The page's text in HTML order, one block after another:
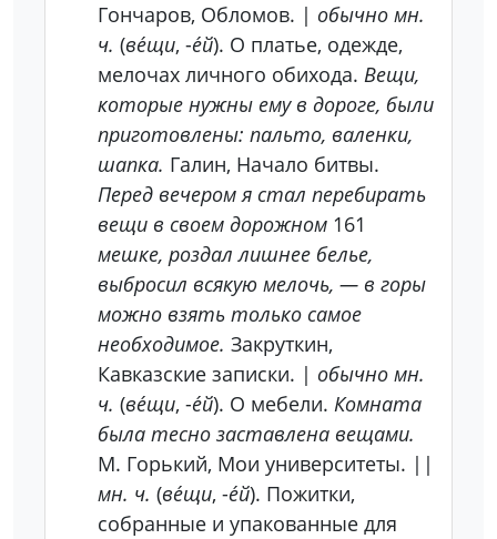
Гончаров, Обломов. | обычно мн.
ч. (ве́щи, -е́й). О платье, одежде,
мелочах личного обихода. Вещи,
которые нужны ему в дороге, были
приготовлены: пальто, валенки,
шапка. Галин, Начало битвы.
Перед вечером я стал перебирать
вещи в своем дорожном 161
мешке, роздал лишнее белье,
выбросил всякую мелочь, — в горы
можно взять только самое
необходимое. Закруткин,
Кавказские записки. | обычно мн.
ч. (ве́щи, -е́й). О мебели. Комната
была тесно заставлена вещами.
М. Горький, Мои университеты. ||
мн. ч. (ве́щи, -е́й). Пожитки,
собранные и упакованные для